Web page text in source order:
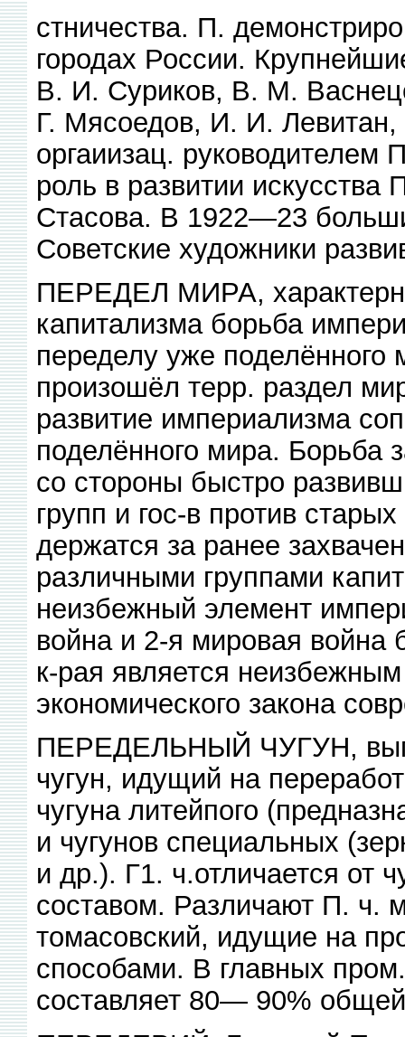
стничества. П.
городах России.
В. И. Суриков, В. М.
Г. Мясоедов, И. И.
оргаиизац.
роль в развитии
Стасова. В 1922—23
Советские художники
ПЕРЕДЕЛ МИРА,
капитализма борьба
переделу уже
произошёл терр. раздел
развитие империализма
поделённого мира. Борьба
со стороны быстро
групп и гос-в против
держатся за ранее
различными группами
неизбежный элемент
война и 2-я мировая
к-рая является
экономического закона
ПЕРЕДЕЛЬНЫЙ ЧУГУН,
чугун, идущий на
чугуна литейпого
и чугунов специальных
и др.). Г1. ч.отличается от
составом. Различают П. ч.
томасовский, идущие на
способами. В главных
составляет 80— 90%